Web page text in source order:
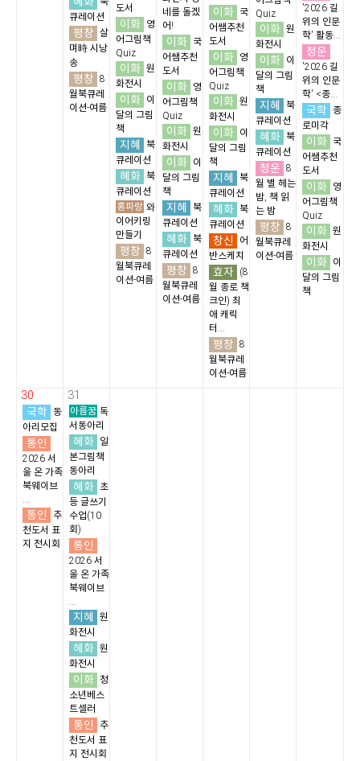
큐레이션
평창 살
며時 시낭
송
평창 8
월북큐레
이션-여름
도서
이화
영
어그림책
Quiz
이화 원
화전시
이화
이
달의 그림
책
지혜
북
큐레이션
혜화
북
큐레이션
홍파랑 와
이어키링
만들기
평창 8
월북큐레
이션-여름
네를 돌겠
어!
이화
국
어쌤추천
도서
이화
영
어그림책
Quiz
이화 원
화전시
이화
이
달의 그림
책
지혜
북
큐레이션
혜화
북
큐레이션
평창 8
월북큐레
이션-여름
이화
국
어쌤추천
도서
이화
영
어그림책
Quiz
이화 원
화전시
이화
이
달의 그림
책
지혜
북
큐레이션
혜화
북
큐레이션
창신
어
반스케치
효자
(8
월 종로 책
크인) 최
애 캐릭
터...
평창 8
월북큐레
이션-여름
Quiz
이화 원
화전시
이화
이
달의 그림
책
지혜
북
큐레이션
혜화
북
큐레이션
청운 8
월 별 헤는
밤, 책 읽
는 밤
평창 8
월북큐레
이션-여름
'2026 길
위의 인문
학' 활동...
청운
'2026 길
위의 인문
학' <종...
국학
종
로미각
이화
국
어쌤추천
도서
이화
영
어그림책
Quiz
이화 원
화전시
이화
이
달의 그림
책
30
국학
동
아리모집
통인
2026 서
울 온 가족
북웨이브
...
통인
추
천도서 표
지 전시회
31
아름꿈 독
서동아리
혜화
일
본그림책
동아리
혜화
초
등 글쓰기
수업(10
회)
통인
2026 서
울 온 가족
북웨이브
...
지혜
원
화전시
혜화 원
화전시
이화
청
소년베스
트셀러
통인
추
천도서 표
지 전시회